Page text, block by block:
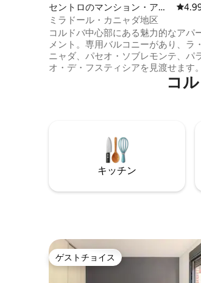
セントロのマンション・アパ
ート
レビ
ミラドール・カニャダ地区
コルドバ中心部にある魅力的なアパ
メント。専用バルコニーがあり、ラ
ニャダ、パセオ・ソブレモンテ、パ
オ・デ・フスティシアを見渡せます
様に最適で、家のような快適さと、
く明るい雰囲気の魅力が融合していま
て徒歩数分の場所にあります。 このお部
屋には次のものがあります。 -フルキ
ン -エアコンと暖房 -リビングとベッ
ームにテレビ -高品質の寝具 -バスタ
きバスルーム
コ
キッチン
ゲストチョイス
ゲストチョイス